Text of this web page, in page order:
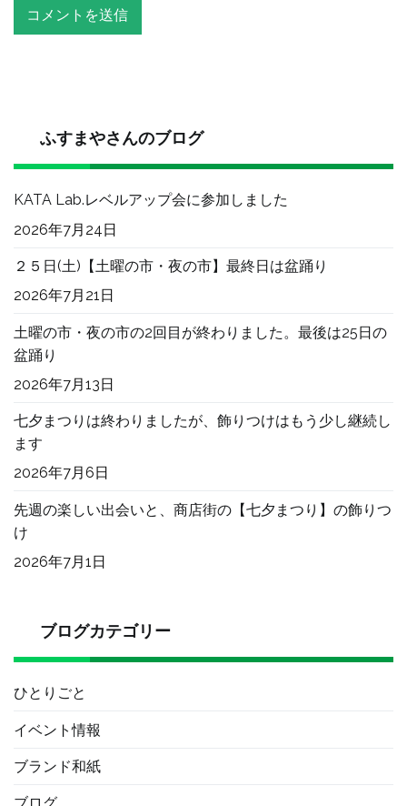
ふすまやさんのブログ
KATA Lab.レベルアップ会に参加しました
2026年7月24日
２５日(土)【土曜の市・夜の市】最終日は盆踊り
2026年7月21日
土曜の市・夜の市の2回目が終わりました。最後は25日の
盆踊り
2026年7月13日
七夕まつりは終わりましたが、飾りつけはもう少し継続し
ます
2026年7月6日
先週の楽しい出会いと、商店街の【七夕まつり】の飾りつ
け
2026年7月1日
ブログカテゴリー
ひとりごと
イベント情報
ブランド和紙